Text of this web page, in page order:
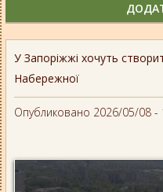
У Запоріжжі хочуть
Набережної
Опубликовано 2026/05/08 -